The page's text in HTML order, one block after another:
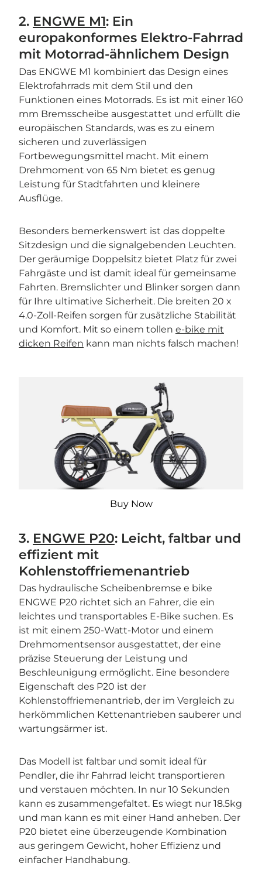
2. ENGWE M1: Ein
europakonformes Elektro-Fahrrad
mit Motorrad-ähnlichem Design
Das ENGWE M1 kombiniert das Design eines
Elektrofahrrads mit dem Stil und den
Funktionen eines Motorrads. Es ist mit einer 160
mm Bremsscheibe ausgestattet und erfüllt die
europäischen Standards, was es zu einem
sicheren und zuverlässigen
Fortbewegungsmittel macht. Mit einem
Drehmoment von 65 Nm bietet es genug
Leistung für Stadtfahrten und kleinere
Ausflüge.
Besonders bemerkenswert ist das doppelte
Sitzdesign und die signalgebenden Leuchten.
Der geräumige Doppelsitz bietet Platz für zwei
Fahrgäste und ist damit ideal für gemeinsame
Fahrten. Bremslichter und Blinker sorgen dann
für Ihre ultimative Sicherheit. Die breiten 20 x
4.0-Zoll-Reifen sorgen für zusätzliche Stabilität
und Komfort. Mit so einem tollen e-bike mit
dicken Reifen kann man nichts falsch machen!
Buy Now
3. ENGWE P20: Leicht, faltbar und
effizient mit
Kohlenstoffriemenantrieb
Das hydraulische Scheibenbremse e bike
ENGWE P20 richtet sich an Fahrer, die ein
leichtes und transportables E-Bike suchen. Es
ist mit einem 250-Watt-Motor und einem
Drehmomentsensor ausgestattet, der eine
präzise Steuerung der Leistung und
Beschleunigung ermöglicht. Eine besondere
Eigenschaft des P20 ist der
Kohlenstoffriemenantrieb, der im Vergleich zu
herkömmlichen Kettenantrieben sauberer und
wartungsärmer ist.
Das Modell ist faltbar und somit ideal für
Pendler, die ihr Fahrrad leicht transportieren
und verstauen möchten. In nur 10 Sekunden
kann es zusammengefaltet. Es wiegt nur 18.5kg
und man kann es mit einer Hand anheben. Der
P20 bietet eine überzeugende Kombination
aus geringem Gewicht, hoher Effizienz und
einfacher Handhabung.